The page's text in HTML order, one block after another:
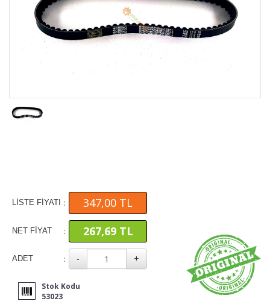
LİSTE FİYATI : 347,00 TL
NET FİYAT : 267,69 TL
ADET :
Stok Kodu
53023